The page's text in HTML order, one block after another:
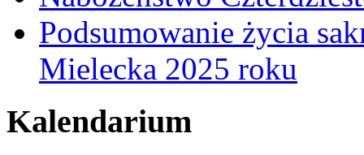
Podsumowanie życia
Mielecka 2025 roku
Kalendarium